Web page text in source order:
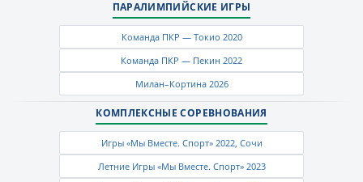
ПАРАЛИМПИЙСКИЕ ИГРЫ
Команда ПКР — Токио 2020
Команда ПКР — Пекин 2022
Милан–Кортина 2026
КОМПЛЕКСНЫЕ СОРЕВНОВАНИЯ
Игры «Мы Вместе. Спорт» 2022, Сочи
Летние Игры «Мы Вместе. Спорт» 2023